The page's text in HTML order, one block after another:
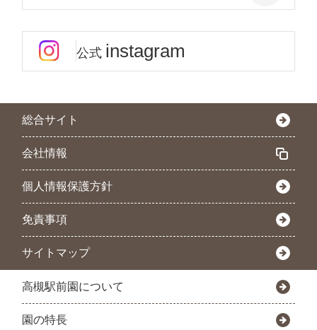
公式 instagram
総合サイト
会社情報
個人情報保護方針
免責事項
サイトマップ
高槻駅前園について
園の特長